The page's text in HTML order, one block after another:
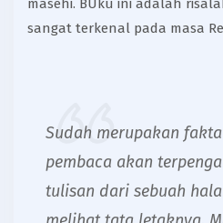
masehi. BUku ini adalah
sangat terkenal pada masa
Sudah merupakan
pembaca akan
tulisan dari sebuah